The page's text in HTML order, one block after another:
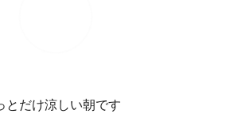
とだけ涼しい朝です